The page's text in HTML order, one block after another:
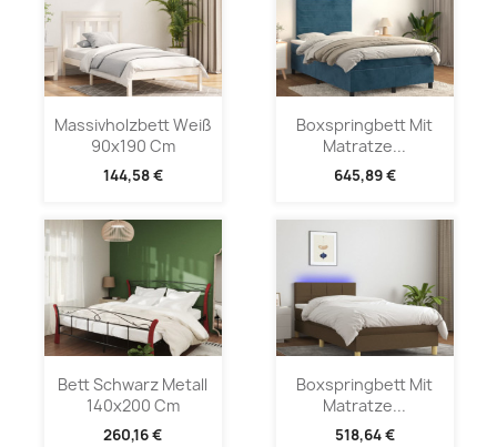
Massivholzbett Weiß
90x190 Cm
144,58 €
Boxspringbett Mit
Matratze...
645,89 €
Bett Schwarz Metall
140x200 Cm
260,16 €
Boxspringbett Mit
Matratze...
518,64 €